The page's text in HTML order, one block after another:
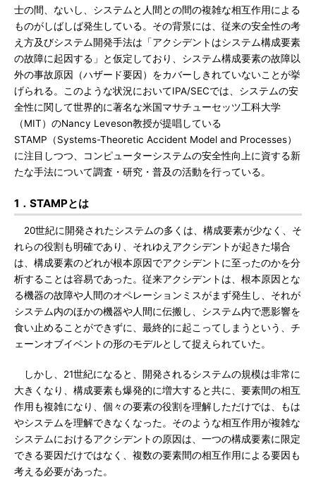
士の間、ないし、システムと人間との間の複雑な相互作用による
ものがしばしば発生している。その背景には、従来の安全性の考
え方及びシステム開発手法は「アクシデントはシステム構成要素
の故障に起因する」と仮定しており、システム構成要素の故障以
外の事故原因（ハザード要因）をカバーしきれていないことが挙
げられる。このような状況においてIPA/SECでは、システムの安
全性に関して世界的に著名な米国マサチューセッツ工科大学
（MIT）のNancy Leveson教授が提唱している
STAMP（Systems-Theoretic Accident Model and Processes）
に注目しつつ、コンピューターシステムの安全性向上に資する新
たな手法について調査・研究・普及の活動を行っている。
1．STAMPとは
20世紀に開発されたシステムの多くは、構成要素が少なく、そ
れらの役割も明確であり、それゆえアクシデントが起きた場合
は、構成要素のどれが根本原因でアクシデントに至ったのかを分
析することは容易であった。従来アクシデントは、根本原因とな
る機器の故障や人間のオペレーションミスがまず発生し、それが
システム内のほかの機器や人間に伝搬し、システム内で悪影響を
食い止めることができずに、最終的に起こってしまうという、チ
ェーンオブイベントの形のモデルとして捉えられていた。
しかし、21世紀になると、開発されるシステムの規模は非常に
大きくなり、構成要素も爆発的に増大すると共に、要素間の相互
作用も複雑になり、個々の要素の役割を理解しただけでは、もは
やシステムを理解できなくなった。そのような相互作用が複雑な
システムにおけるアクシデントの原因は、一つの構成要素に限定
できる要因だけではなく、複数の要素間の相互作用による要因も
考える必要があった。